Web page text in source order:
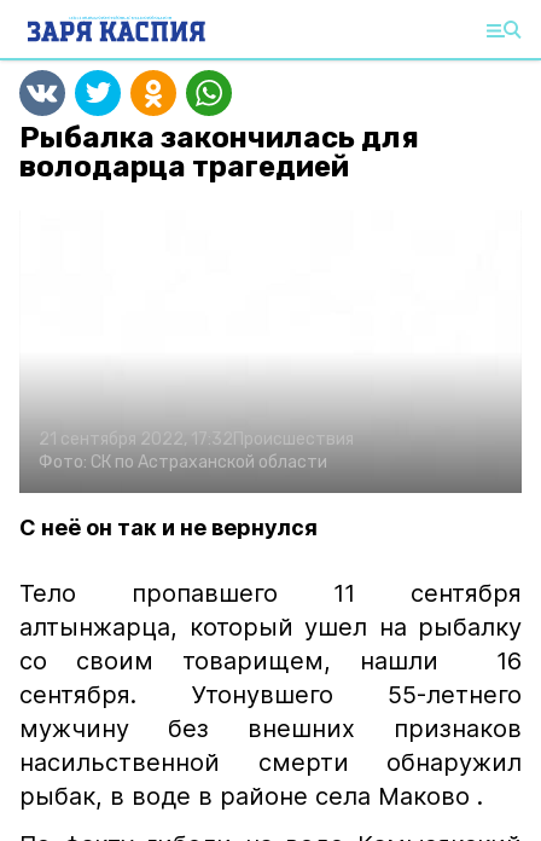
Рыбалка закончилась для
володарца трагедией
21 сентября 2022, 17:32Происшествия
Фото: СК по Астраханской области
С неё он так и не вернулся
Тело пропавшего 11 сентября
алтынжарца, который ушел на рыбалку
со своим товарищем, нашли 16
сентября. Утонувшего 55-летнего
мужчину без внешних признаков
насильственной смерти обнаружил
рыбак, в воде в районе села Маково .